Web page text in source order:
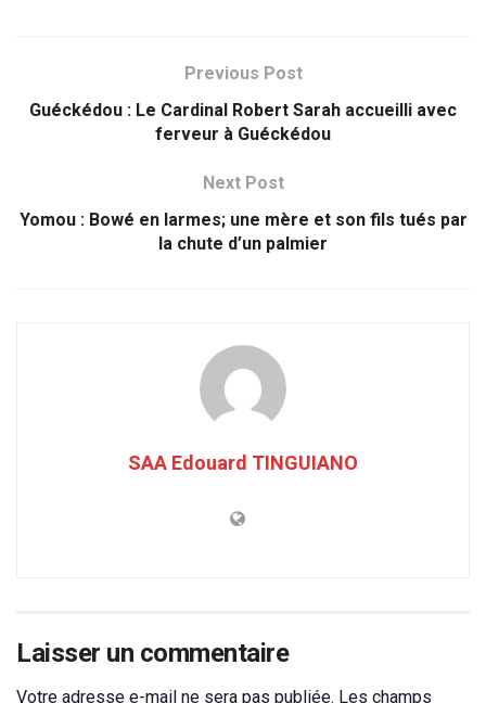
Previous Post
Guéckédou : Le Cardinal Robert Sarah accueilli avec
ferveur à Guéckédou
Next Post
Yomou : Bowé en larmes; une mère et son fils tués par
la chute d’un palmier
SAA Edouard TINGUIANO
Laisser un commentaire
Votre adresse e-mail ne sera pas publiée. Les champs